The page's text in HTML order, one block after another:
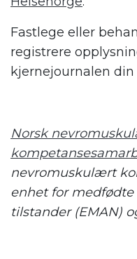
Fastlege eller
registrere
kjernejournalen
Norsk
nevromuskulært
enhet for
tilstander (EMAN)